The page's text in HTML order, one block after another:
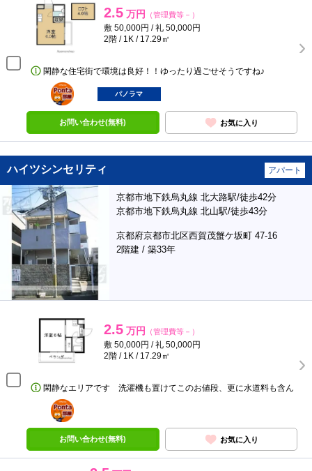
2.5 万円 （管理費等－）
敷 50,000円 / 礼 50,000円
2階 / 1K / 17.29㎡
閑静な住宅街で環境は良好！！ゆったり過ごせそうですね♪
ポンタ
部屋
パノラマ
お問い合わせ(無料) お気に入り
ハイツシンセリティ アパート
京都市地下鉄烏丸線 北大路駅/徒歩42分
京都市地下鉄烏丸線 北山駅/徒歩43分
京都府京都市北区西賀茂蟹ケ坂町 47-16
2階建 / 築33年
2.5 万円 （管理費等－）
敷 50,000円 / 礼 50,000円
2階 / 1K / 17.29㎡
閑静なエリアです 洗濯機も置けてこのお値段、更に水道料も含ん
ポンタ
部屋
お問い合わせ(無料) お気に入り